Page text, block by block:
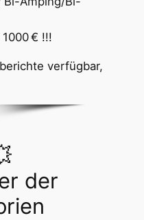
€ !!!
verfügbar,
der